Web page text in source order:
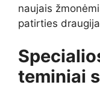
naujais
patirties
teminiai